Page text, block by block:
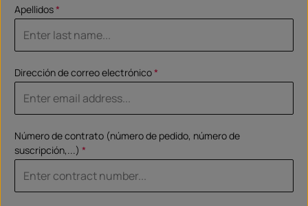
Apellidos*
Dirección de correo electrónico*
Número de contrato (número de pedido, número de
suscripción,...) *